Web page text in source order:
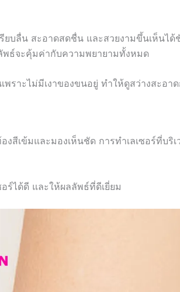
บลื่น สะอาดสดชื่น และสวยงามขึ้นเห็นได้
พธ์จะคุ้มค่ากับความพยายามทั้งหมด
ราะไม่มีเงาของขนอยู่ ทำให้ดูสว่างสะอา
เข้มและมองเห็นชัด การทำเลเซอร์ที่บริ
ร์ได้ดี และให้ผลลัพธ์ที่ดีเยี่ยม